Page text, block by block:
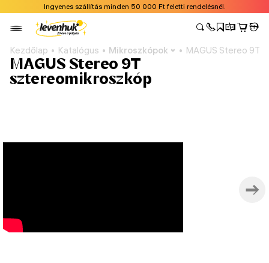
Ingyenes szállítás minden 50 000 Ft feletti rendelésnél.
Kezdőlap Katalógus Mikroszkópok MAGUS Stereo 9T
MAGUS Stereo 9T
sztereomikroszkóp